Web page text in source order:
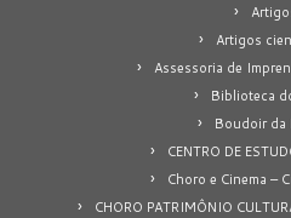
Artigos
Assessoria de
Biblioteca
Boudoir da
CENTRO DE
Choro e Cinema –
CHORO PATRIMÔNIO